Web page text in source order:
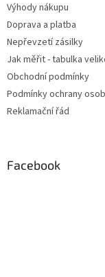
Výhody nákupu
Doprava a platba
Nepřevzetí zásilky
Jak měřit - tabulka
Obchodní podmínky
Podmínky ochrany
Reklamační řád
Facebook